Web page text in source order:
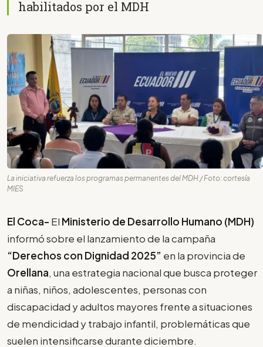
habilitados por el MDH
La iniciativa refuerza los programas permanentes del MDH / Foto: cortesía
MIES
El Coca- El Ministerio de Desarrollo Humano (MDH)
informó sobre el lanzamiento de la campaña
“Derechos con Dignidad 2025” en la provincia de
Orellana, una estrategia nacional que busca proteger
a niñas, niños, adolescentes, personas con
discapacidad y adultos mayores frente a situaciones
de mendicidad y trabajo infantil, problemáticas que
suelen intensificarse durante diciembre.